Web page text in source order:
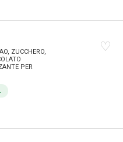
ZUCCHERO,
PER
♡